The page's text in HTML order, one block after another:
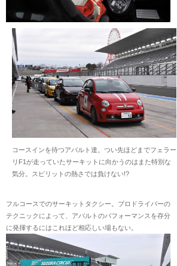
コースインを待つアバルト達。つい先ほどまでフェラー
リF1が走っていたサーキットに向かうのはまた特別な
気分。スピリットの熱さでは負けない!?
フルコースでのサーキットタクシー。プロドライバーの
テクニックによって、アバルトのパフォーマンスを存分
に発揮するにはこれほど相応しい場もない。